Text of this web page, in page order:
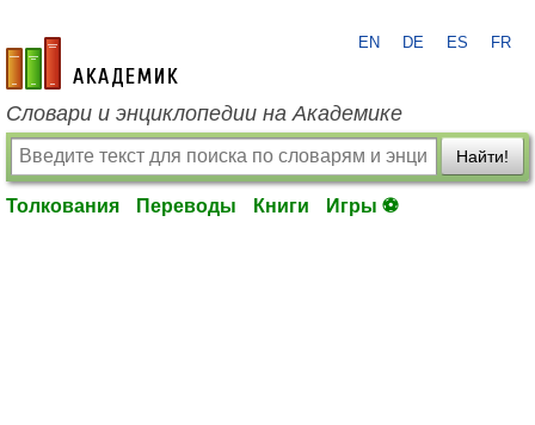
academic.ru
EN DE ES FR
Словари и энциклопедии на Академике
Найти!
Толкования Переводы Книги Игры ⚽